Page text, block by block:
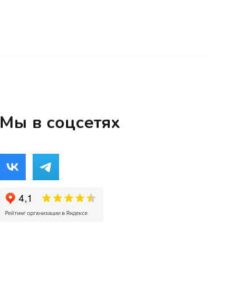
Мы в соцсетях